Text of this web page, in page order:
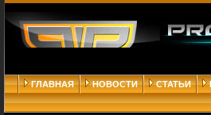
ГЛАВНАЯ НОВОСТИ СТАТЬИ